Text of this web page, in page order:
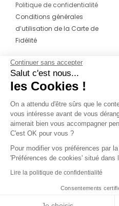
Politique de confidentialité
Conditions générales
d’utilisation de la Carte de
Fidélité
CONTACT
04 42 20 78 42
Du lundi au jeudi de 8h30 à 16h30 & le
vendredi de 8h30 à 15h30
Continuer sans accepter
Salut c'est nous...
les Cookies !
On a attendu d'être sûrs que le
vous intéresse avant de vous
aimerait bien vous accompagner
C'est OK pour vous ?
Pour modifier vos préférences par
'Préférences de cookies' situé dans
Lire la politique de confidentialité
Consentements